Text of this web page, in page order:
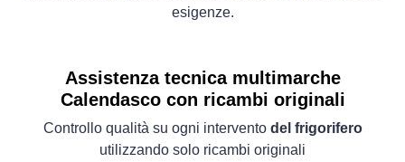
esigenze.
Assistenza tecnica multimarche
Calendasco con ricambi originali
Controllo qualità su ogni intervento del frigorifero
utilizzando solo ricambi originali